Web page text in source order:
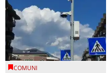
COMUNI